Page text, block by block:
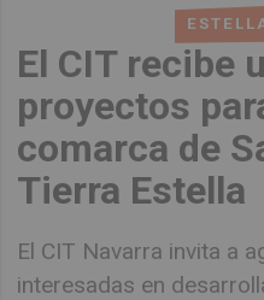
El CIT recibe
proyectos
comarca de
Tierra Estella
El CIT Navarra invita a
interesadas en